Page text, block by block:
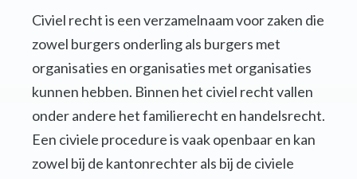
Civiel recht is een verzamelnaam voor zaken die
zowel burgers onderling als burgers met
organisaties en organisaties met organisaties
kunnen hebben. Binnen het civiel recht vallen
onder andere het familierecht en handelsrecht.
Een civiele procedure is vaak openbaar en kan
zowel bij de kantonrechter als bij de civiele